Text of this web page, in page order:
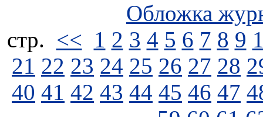
Обложка
стp. << 1 2 3 4 5 6 7 8 9
21 22 23 24 25 26 27 28
40 41 42 43 44 45 46 47